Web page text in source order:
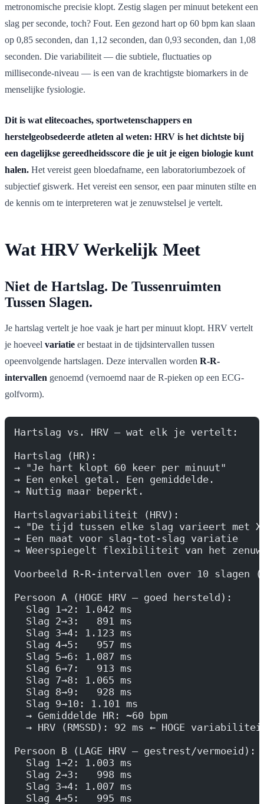
metronomische precisie klopt. Zestig slagen per minuut betekent een
slag per seconde, toch? Fout. Een gezond hart op 60 bpm kan slaan
op 0,85 seconden, dan 1,12 seconden, dan 0,93 seconden, dan 1,08
seconden. Die variabiliteit — die subtiele, fluctuaties op
milliseconde-niveau — is een van de krachtigste biomarkers in de
menselijke fysiologie.
Dit is wat elitecoaches, sportwetenschappers en
herstelgeobsedeerde atleten al weten: HRV is het dichtste bij
een dagelijkse gereedheidsscore die je uit je eigen biologie kunt
halen. Het vereist geen bloedafname, een laboratoriumbezoek of
subjectief giswerk. Het vereist een sensor, een paar minuten stilte en
de kennis om te interpreteren wat je zenuwstelsel je vertelt.
Wat HRV Werkelijk Meet
Niet de Hartslag. De Tussenruimten
Tussen Slagen.
Je hartslag vertelt je hoe vaak je hart per minuut klopt. HRV vertelt
je hoeveel variatie er bestaat in de tijdsintervallen tussen
opeenvolgende hartslagen. Deze intervallen worden R-R-
intervallen genoemd (vernoemd naar de R-pieken op een ECG-
golfvorm).
Hartslag vs. HRV — wat elk je vertelt:
Hartslag (HR):
→ "Je hart klopt 60 keer per minuut"
→ Een enkel getal. Een gemiddelde.
→ Nuttig maar beperkt.
Hartslagvariabiliteit (HRV):
→ "De tijd tussen elke slag varieert met X
→ Een maat voor slag-tot-slag variatie
→ Weerspiegelt flexibiliteit van het
Voorbeeld R-R-intervallen over 10 slagen
Persoon A (HOGE HRV — goed hersteld):
  Slag 1→2: 1.042 ms
  Slag 2→3:   891 ms
  Slag 3→4: 1.123 ms
  Slag 4→5:   957 ms
  Slag 5→6: 1.087 ms
  Slag 6→7:   913 ms
  Slag 7→8: 1.065 ms
  Slag 8→9:   928 ms
  Slag 9→10: 1.101 ms
  → Gemiddelde HR: ~60 bpm
→ HRV (RMSSD): 92 ms ← HOGE
Persoon B (LAGE HRV — gestrest/vermoeid):
  Slag 1→2: 1.003 ms
  Slag 2→3:   998 ms
  Slag 3→4: 1.007 ms
  Slag 4→5:   995 ms